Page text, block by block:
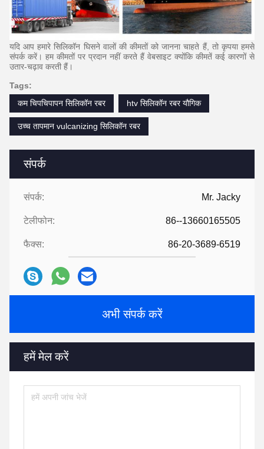
संपर्क
संपर्क: Mr. Jacky
टेलीफोन: 86--13660165505
फैक्स: 86-20-3689-6519
अभी संपर्क करें
हमें मेल करें
यदि आप हमारे सिलिकॉन घिसने वालों की कीमतों को जानना चाहते हैं, तो कृपया हमसे
संपर्क करें। हम कीमतों पर प्रदान नहीं करते हैं वेबसाइट क्योंकि कीमतें कई कारणों से
उतार-चढ़ाव करती हैं।
Tags:
कम चिपचिपापन सिलिकॉन रबर
htv सिलिकॉन रबर यौगिक
उच्च तापमान vulcanizing सिलिकॉन रबर